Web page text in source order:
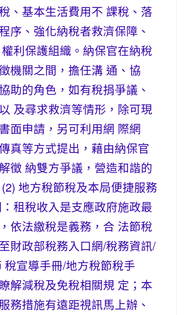
、基本生活費用不 課稅、落
序、強化納稅者救濟保障、
利保護組織。納保官在納稅
機關之間，擔任溝 通、協
助的角色，如有稅捐爭議、
及尋求救濟等情形，除可現
面申請，另可利用網 際網
真等方式提出，藉由納保官
徵 納雙方爭議，營造和諧的
地方稅節稅及本局便捷服務
租稅收入是支應政府施政最
依法繳稅是義務，合 法節稅
財政部稅務入口網/稅務資訊/
稅宣導手冊/地方稅節稅手
解減稅及免稅相關規 定；本
務措施有遠距視訊馬上辦、